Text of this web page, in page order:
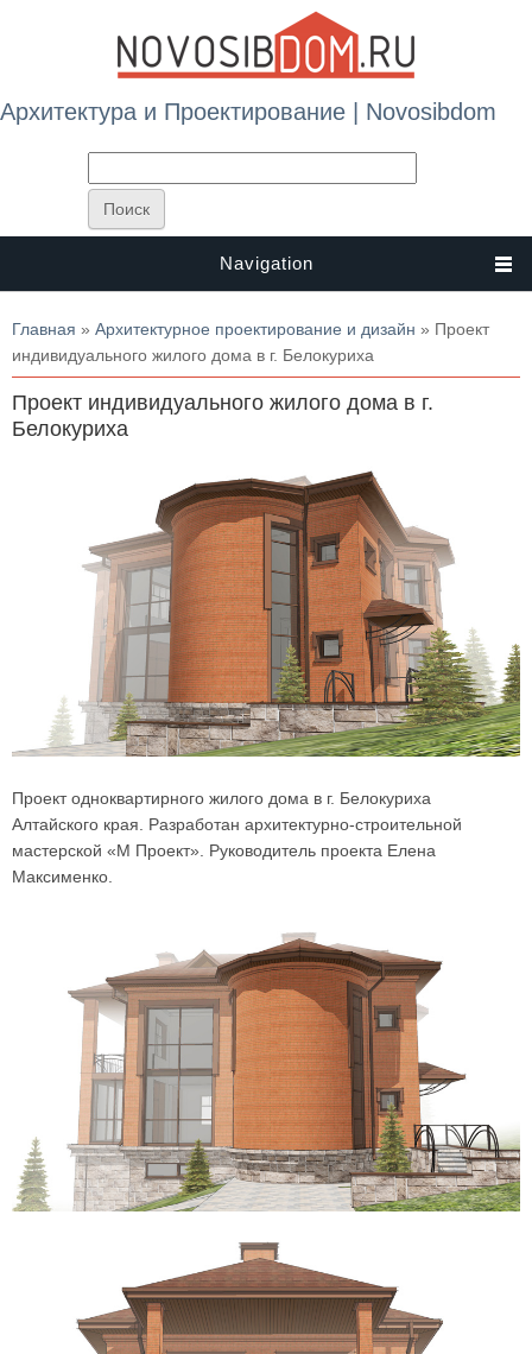
Архитектура и Проектирование | Novosibdom
Navigation
Вы здесь
Главная » Архитектурное проектирование и дизайн » Проект
индивидуального жилого дома в г. Белокуриха
Проект индивидуального жилого дома в г.
Белокуриха
Проект одноквартирного жилого дома в г. Белокуриха
Алтайского края. Разработан архитектурно-строительной
мастерской «М Проект». Руководитель проекта Елена
Максименко.